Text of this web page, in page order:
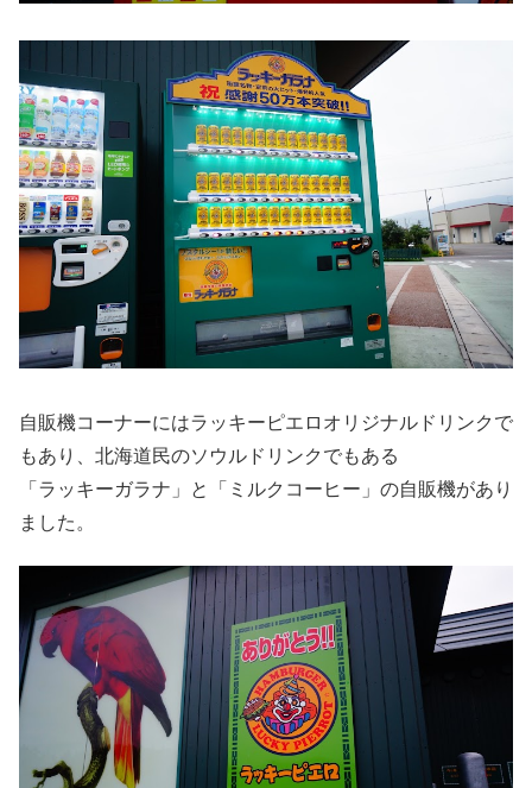
自販機コーナーにはラッキーピエロオリジナルドリンクで
もあり、北海道民のソウルドリンクでもある
「ラッキーガラナ」と「ミルクコーヒー」の自販機があり
ました。